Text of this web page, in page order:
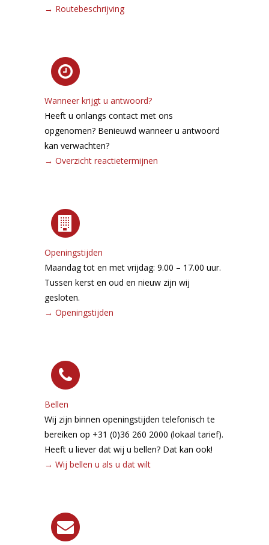
→ Routebeschrijving
Wanneer krijgt u antwoord?
Heeft u onlangs contact met ons
opgenomen? Benieuwd wanneer u antwoord
kan verwachten?
→ Overzicht reactie­termijnen
Openingstijden
Maandag tot en met vrijdag: 9.00 – 17.00 uur.
Tussen kerst en oud en nieuw zijn wij
gesloten.
→ Openingstijden
Bellen
Wij zijn binnen openingstijden telefonisch te
bereiken op +31 (0)36 260 2000 (lokaal tarief).
Heeft u liever dat wij u bellen? Dat kan ook!
→ Wij bellen u als u dat wilt